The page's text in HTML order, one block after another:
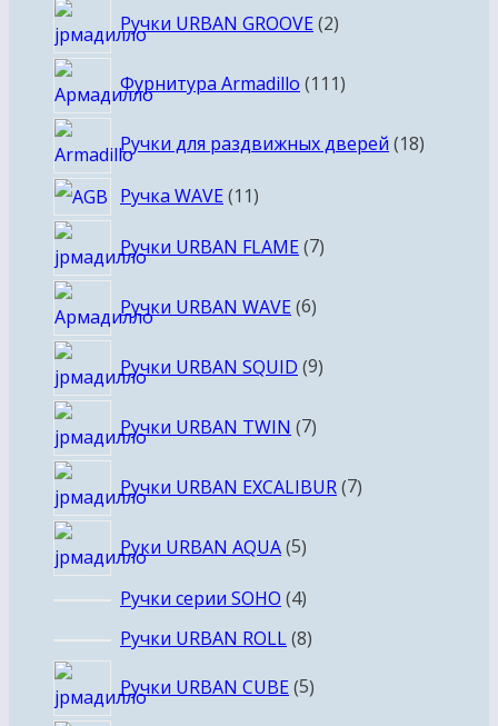
Ручки URBAN GROOVE 22
Фурнитура Armadillo 111111
Ручки для раздвижных дверей 1818
Ручка WAVE 1111
Ручки URBAN FLAME 77
Ручки URBAN WAVE 66
Ручки URBAN SQUID 99
Ручки URBAN TWIN 77
Ручки URBAN EXCALIBUR 77
Руки URBAN AQUA 55
Ручки серии SOHO 44
товара
Ручки URBAN ROLL 88
товаров
Ручки URBAN CUBE 55